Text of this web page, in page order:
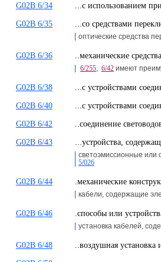
G02B 6/34 ...с использованием
G02B 6/35 ...со средствами
оптические средства
G02B 6/36 ..механические
6/255, 6/42имеют
G02B 6/38 ...с устройствами
G02B 6/40 ...с устройствами
G02B 6/42 ..соединение
G02B 6/43 ...устройства,
светоэмиссионные или
5/026
G02B 6/44 .механические
кабели, содержащие
G02B 6/46 .способы или
установка кабелей,
G02B 6/48 ..воздушная установка